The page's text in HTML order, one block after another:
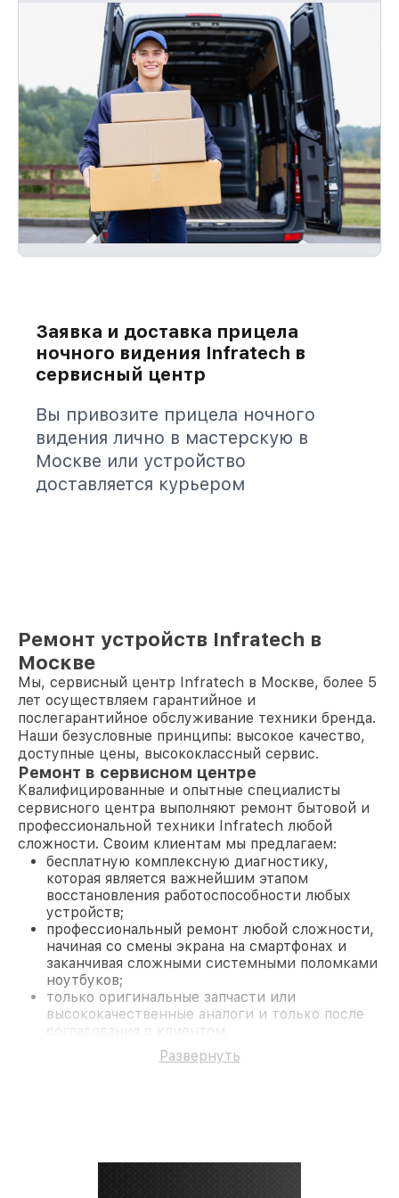
Заявка и доставка прицела
ночного видения Infratech в
сервисный центр
Вы привозите прицела ночного
видения лично в мастерскую в
Москве или устройство
доставляется курьером
Ремонт устройств Infratech в
Москве
Мы, сервисный центр Infratech в Москве, более 5
лет осуществляем гарантийное и
послегарантийное обслуживание техники бренда.
Наши безусловные принципы: высокое качество,
доступные цены, высококлассный сервис.
Ремонт в сервисном центре
Квалифицированные и опытные специалисты
сервисного центра выполняют ремонт бытовой и
профессиональной техники Infratech любой
сложности. Своим клиентам мы предлагаем:
бесплатную комплексную диагностику,
которая является важнейшим этапом
восстановления работоспособности любых
устройств;
профессиональный ремонт любой сложности,
начиная со смены экрана на смартфонах и
заканчивая сложными системными поломками
ноутбуков;
только оригинальные запчасти или
высококачественные аналоги и только после
согласования с клиентом.
На все работы и замененные комплектующие
предоставляется длительная гарантия. В случае
Развернуть